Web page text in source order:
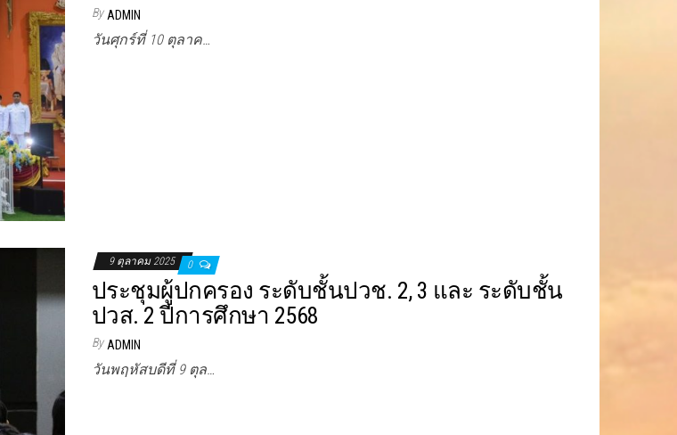
By ADMIN
วันศุกร์ที่ 10 ตุลาค…
9 ตุลาคม 2025 0
ประชุมผู้ปกครอง ระดับชั้นปวช. 2, 3 และ ระดับชั้น
ปวส. 2 ปีการศึกษา 2568
By ADMIN
วันพฤหัสบดีที่ 9 ตุล…